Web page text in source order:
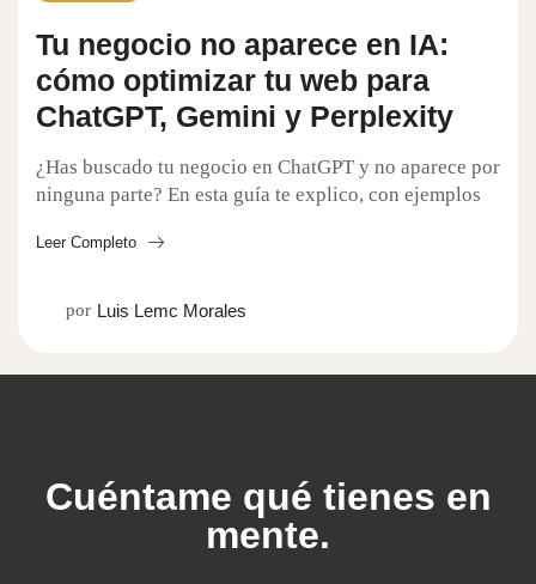
Tu negocio no aparece en IA:
cómo optimizar tu web para
ChatGPT, Gemini y Perplexity
¿Has buscado tu negocio en ChatGPT y no aparece por
ninguna parte? En esta guía te explico, con ejemplos
ChatGPT, Gemini y Perplexity no recomiendan tu
Optimization) sin tecnicismos. Descubrirás cómo
Leer Completo
por Luis Lemc Morales
Cuéntame qué tienes en
mente.